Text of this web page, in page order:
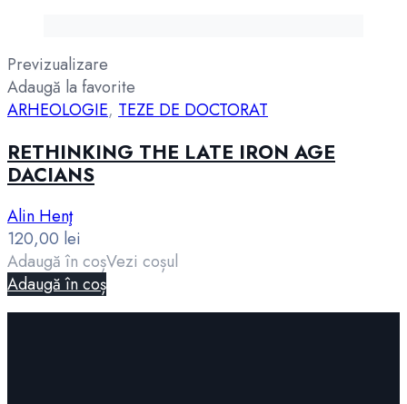
Previzualizare
Adaugă la favorite
ARHEOLOGIE, TEZE DE DOCTORAT
RETHINKING THE LATE IRON AGE
DACIANS
Alin Henţ
120,00 lei
Adaugă în coșVezi coșul
Adaugă în coș